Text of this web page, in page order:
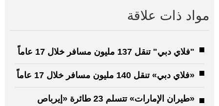
مواد ذات علاقة
"فلاي دبي" تنقل 137 مليون مسافر خلال 17 عاماً
«فلاي دبي» تنقل 140 مليون مسافر خلال 17 عاماً
«طيران الإمارات» تتسلم 23 طائرة «إيرباص